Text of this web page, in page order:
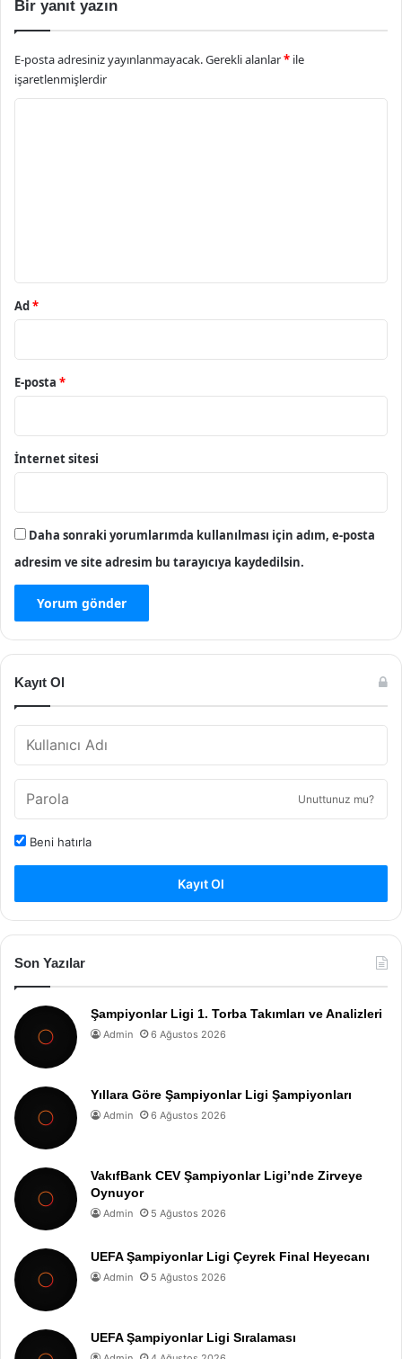
Bir yanıt yazın
E-posta adresiniz yayınlanmayacak.Gerekli alanlar* ile
işaretlenmişlerdir
Ad*
E-posta *
İnternet sitesi
Daha sonraki yorumlarımda kullanılması için adım, e-posta
adresim ve site adresim bu tarayıcıya kaydedilsin.
Kayıt Ol
Unuttunuz mu?
Beni hatırla
Kayıt Ol
Son Yazılar
Şampiyonlar Ligi 1. Torba Takımları ve Analizleri
Admin 6 Ağustos 2026
Yıllara Göre Şampiyonlar Ligi Şampiyonları
Admin 6 Ağustos 2026
VakıfBank CEV Şampiyonlar Ligi’nde Zirveye
Oynuyor
Admin 5 Ağustos 2026
UEFA Şampiyonlar Ligi Çeyrek Final Heyecanı
Admin 5 Ağustos 2026
UEFA Şampiyonlar Ligi Sıralaması